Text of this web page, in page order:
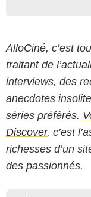
AlloCiné, c’est
traitant de
interviews, des
anecdotes
séries préférés.
Discover, c’est
richesses d’un
des passionnés.